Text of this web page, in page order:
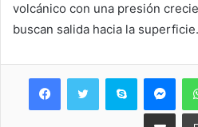
volcánico con una presión
buscan salida hacia la superficie.
Skype
Share via